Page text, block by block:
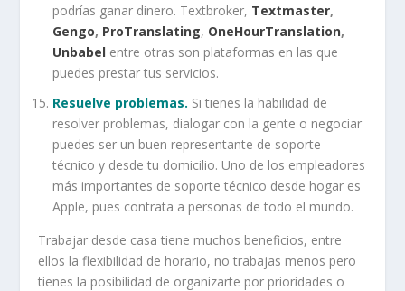
podrías ganar dinero. Textbroker, Textmaster,
Gengo, ProTranslating, OneHourTranslation,
Unbabel entre otras son plataformas en las que
puedes prestar tus servicios.
Resuelve problemas. Si tienes la habilidad de
resolver problemas, dialogar con la gente o negociar
puedes ser un buen representante de soporte
técnico y desde tu domicilio. Uno de los empleadores
más importantes de soporte técnico desde hogar es
Apple, pues contrata a personas de todo el mundo.
Trabajar desde casa tiene muchos beneficios, entre
ellos la flexibilidad de horario, no trabajas menos pero
tienes la posibilidad de organizarte por prioridades o